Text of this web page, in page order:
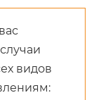
видов